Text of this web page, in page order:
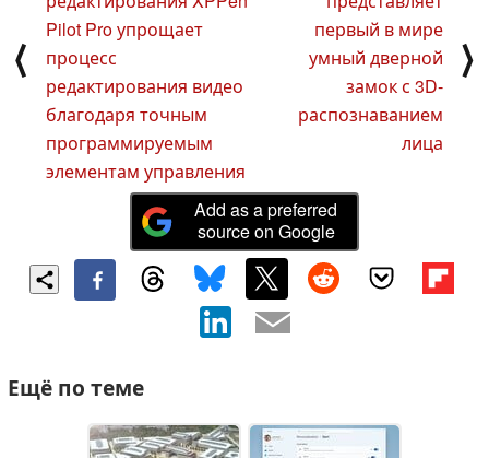
⟨
Pilot Pro упрощает
процесс
редактирования видео
благодаря точным
программируемым
элементам управления
первый в мире
умный дверной
замок с 3D-
распознаванием
лица
⟩
Add as a preferred
source on Google
Ещё по теме